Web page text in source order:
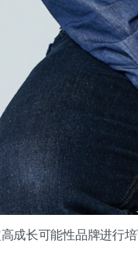
成长可能性品牌进行培